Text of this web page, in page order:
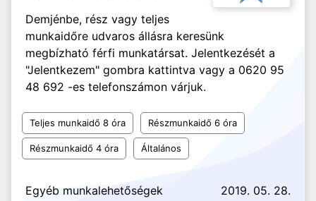
Demjénbe, rész vagy teljes
munkaidőre udvaros állásra keresünk
megbízható férfi munkatársat. Jelentkezését a
"Jelentkezem" gombra kattintva vagy a 0620 95
48 692 -es telefonszámon várjuk.
Teljes munkaidő 8 óra Részmunkaidő 6 óra
Részmunkaidő 4 óra Általános
Egyéb munkalehetőségek 2019. 05. 28.